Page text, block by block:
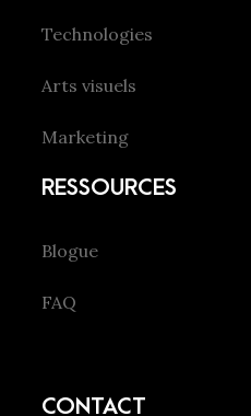
Technologies
Arts visuels
Marketing
RESSOURCES
Blogue
FAQ
CONTACT